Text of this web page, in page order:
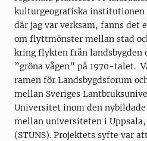
kulturgeografiska
där jag var verksam, fanns det
om flyttmönster mellan stad
kring flykten från landsbygden
”gröna vågen” på 1970-talet.
ramen för Landsbygdsforum
mellan Sveriges
Universitet inom den
mellan universiteten i
(STUNS). Projektets syfte var